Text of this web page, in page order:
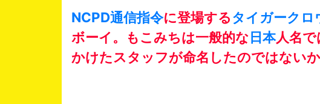
NCPD通信指令に登場するタイガークロ
ボーイ。もこみちは一般的な日本人名
かけたスタッフが命名したのではないか